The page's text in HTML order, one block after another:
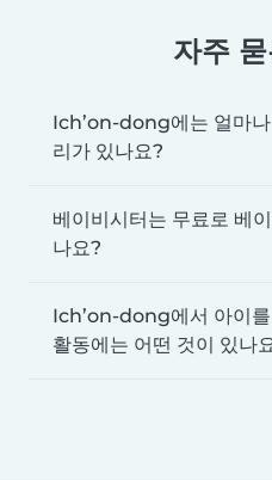
자주
Ich’on-dong에는 얼마
리가 있나요?
베이비시터는 무료로 베
나요?
Ich’on-dong에서 아이
활동에는 어떤 것이 있나